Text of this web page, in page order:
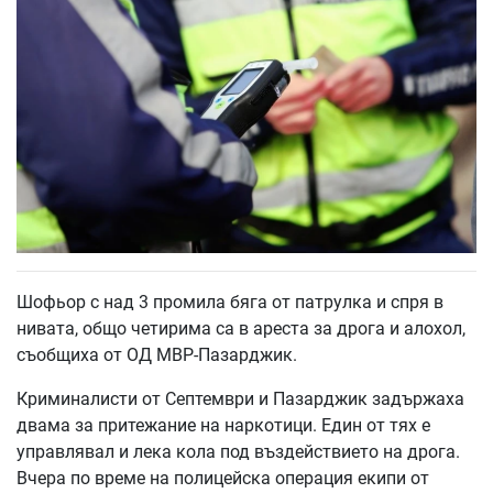
Шофьор с над 3 промила бяга от патрулка и спря в
нивата, общо четирима са в ареста за дрога и алохол,
съобщиха от ОД МВР-Пазарджик.
Криминалисти от Септември и Пазарджик задържаха
двама за притежание на наркотици. Един от тях е
управлявал и лека кола под въздействието на дрога.
Вчера по време на полицейска операция екипи от